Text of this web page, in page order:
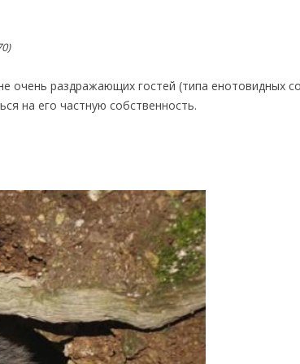
очень раздражающих гостей (типа енотовидных
на его частную собственность.